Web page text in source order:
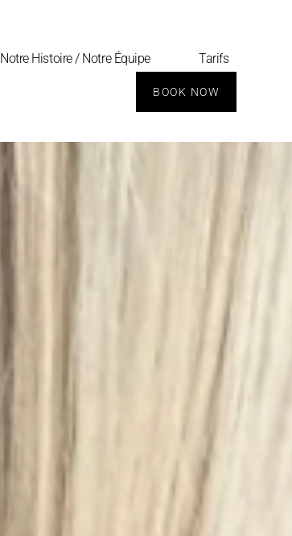
Notre Histoire / Notre Équipe Tarifs
BOOK NOW